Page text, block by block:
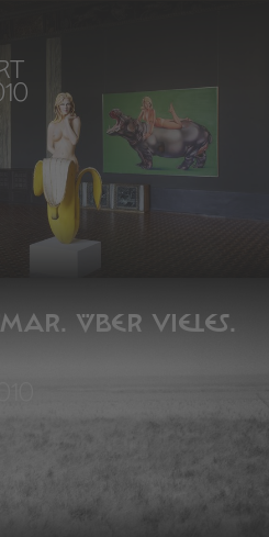
ÜBER VIELES.